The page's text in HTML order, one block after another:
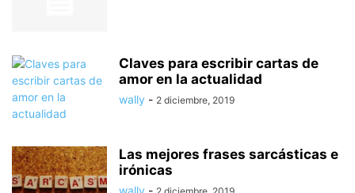
Claves para escribir cartas de
amor en la actualidad
wally - 2 diciembre, 2019
Las mejores frases sarcásticas e
irónicas
wally -